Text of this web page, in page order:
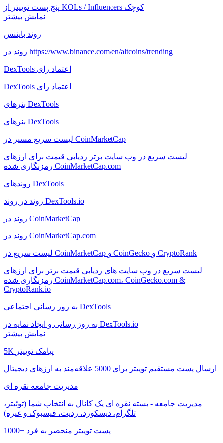
پنج پست توییتر از KOLs / Influencers کوچک
نمایش بیشتر
روند بایننس
روند در https://www.binance.com/en/altcoins/trending
DexTools اعتماد رای
DexTools اعتماد رای
بنرهای DexTools
بنرهای DexTools
لیست سریع مسیر در CoinMarketCap
لیست سریع در وب سایت برتر ردیابی قیمت برای ارزهای
رمزنگاری شده CoinMarketCap.com
روندهای DexTools
روند در روند DexTools.io
روند در CoinMarketCap
روند در CoinMarketCap.com
لیست سریع در CoinMarketCap و CoinGecko و CryptoRank
لیست سریع در وب سایت های ردیابی قیمت برتر برای ارزهای
رمزنگاری شده CoinMarketCap.com، CoinGecko.com &
CryptoRank.io
به روز رسانی اجتماعی DexTools
به روز رسانی و ایجاد نمایه در DexTools.io
نمایش بیشتر
5K پیامک توییتر
ارسال پست مستقیم توییتر برای 5000 علاقه‌مند به ارزهای دیجیتال
مدیریت جامعه نقره ای
مدیریت جامعه - بسته نقره ای یک کانال به انتخاب شما (توئیتر،
تلگرام، دیسکورد، ردیت، فیسبوک و غیره)
1000+ پست توییتر منحصر به فرد